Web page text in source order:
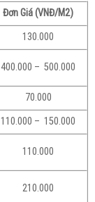
Đơn Giá (VNĐ/M2)
130.000
400.000 – 500.000
70.000
110.000 – 150.000
110.000
210.000